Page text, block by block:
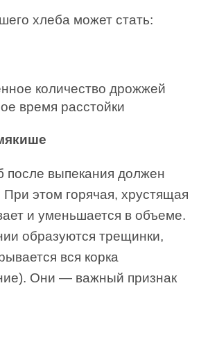
хлеба может стать:
количество дрожжей
время расстойки
после выпекания должен
При этом горячая, хрустящая
и уменьшается в объеме.
образуются трещинки,
вся корка
Они — важный признак